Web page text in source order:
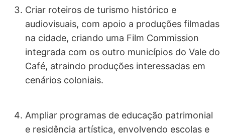
Criar roteiros de turismo histórico e
audiovisuais, com apoio a produções filmadas
na cidade, criando uma Film Commission
integrada com os outro municípios do Vale do
Café, atraindo produções interessadas em
cenários coloniais.
Ampliar programas de educação patrimonial
e residência artística, envolvendo escolas e